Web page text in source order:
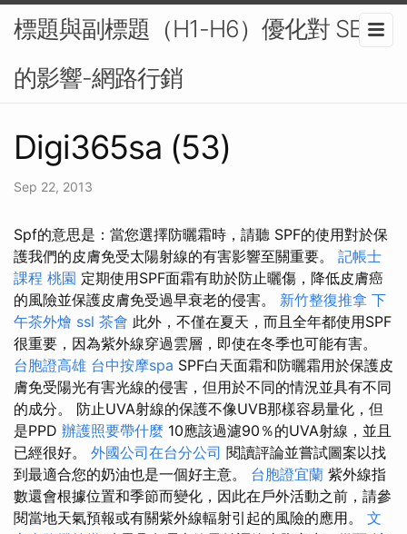
標題與副標題（H1-H6）優化對 SEO
的影響-網路行銷
Digi365sa (53)
Sep 22, 2013
Spf的意思是：當您選擇防曬霜時，請聽 SPF的使用對於保
護我們的皮膚免受太陽射線的有害影響至關重要。 記帳士
課程 桃園 定期使用SPF面霜有助於防止曬傷，降低皮膚癌
的風險並保護皮膚免受過早衰老的侵害。 新竹整復推拿 下
午茶外燴 ssl 茶會 此外，不僅在夏天，而且全年都使用SPF
很重要，因為紫外線穿過雲層，即使在冬季也可能有害。
台胞證高雄 台中按摩spa SPF白天面霜和防曬霜用於保護皮
膚免受陽光有害光線的侵害，但用於不同的情況並具有不同
的成分。 防止UVA射線的保護不像UVB那樣容易量化，但
是PPD 辦護照要帶什麼 10應該過濾90％的UVA射線，並且
已經很好。 外國公司在台分公司 閱讀評論並嘗試圖案以找
到最適合您的奶油也是一個好主意。 台胞證宜蘭 紫外線指
數還會根據位置和季節而變化，因此在戶外活動之前，請參
閱當地天氣預報或有關紫外線輻射引起的風險的應用。 文